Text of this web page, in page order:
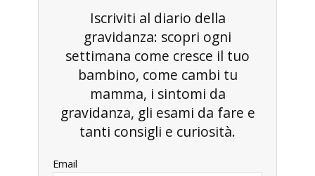
Iscriviti al diario della
gravidanza: scopri ogni
settimana come cresce il tuo
bambino, come cambi tu
mamma, i sintomi da
gravidanza, gli esami da fare e
tanti consigli e curiosità.
Email